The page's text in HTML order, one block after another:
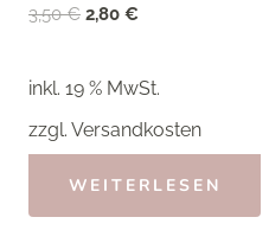
3,50€ Ursprünglicher
3,50 €
2,80 €
2,80 €.
inkl. 19 % MwSt.
zzgl. Versandkosten
WEITERLESEN